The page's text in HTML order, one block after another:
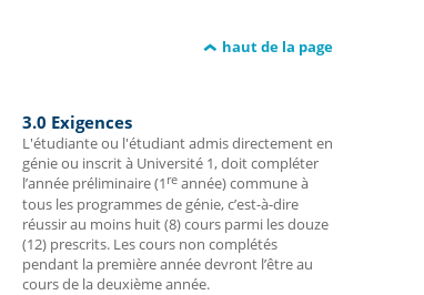
haut de la page
3.0 Exigences
L'étudiante ou l'étudiant admis directement en
génie ou inscrit à Université 1, doit compléter
l’année préliminaire (1 re année) commune à
tous les programmes de génie, c’est-à-dire
réussir au moins huit (8) cours parmi les douze
(12) prescrits. Les cours non complétés
pendant la première année devront l’être au
cours de la deuxième année.